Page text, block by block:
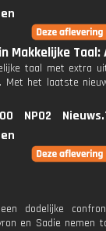
Makkelijke Taal:
taal met extra
Met het laatste
NPO2
dodelijke
en Sadie nemen